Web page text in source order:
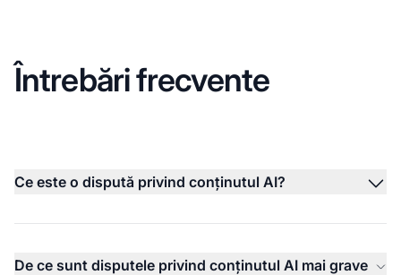
Întrebări frecvente
Ce este o dispută privind conținutul AI?
De ce sunt disputele privind conținutul AI mai grave